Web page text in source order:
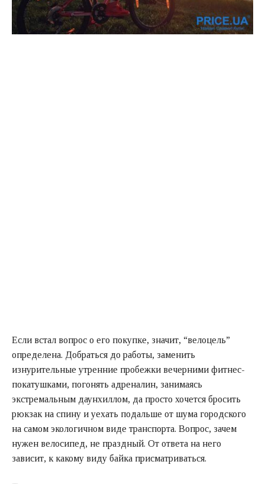
Если встал вопрос о его покупке, значит, “велоцель”
определена. Добраться до работы, заменить
изнурительные утренние пробежки вечерними фитнес-
покатушками, погонять адреналин, занимаясь
экстремальным даунхиллом, да просто хочется бросить
рюкзак на спину и уехать подальше от шума городского
на самом экологичном виде транспорта. Вопрос, зачем
нужен велосипед, не праздный. От ответа на него
зависит, к какому виду байка присматриваться.